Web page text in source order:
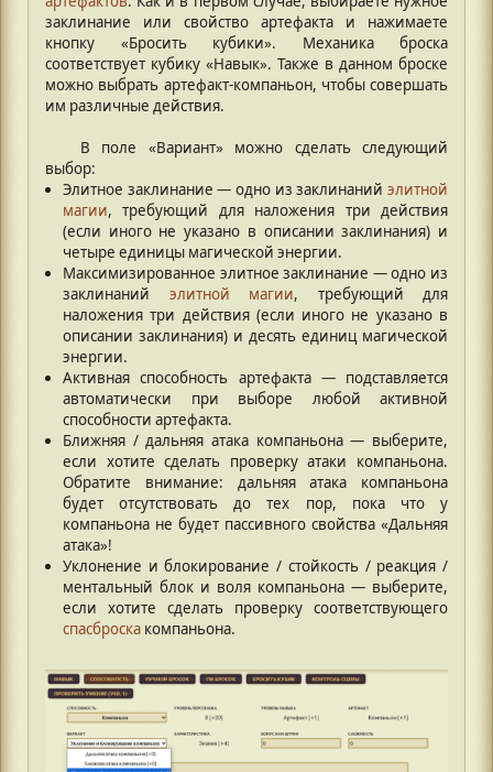
заклинание или свойство артефакта и нажимаете
кнопку «Бросить кубики». Механика броска
соответствует кубику «Навык». Также в данном броске
можно выбрать артефакт-компаньон, чтобы совершать
им различные действия.
В поле «Вариант» можно сделать следующий
выбор:
Элитное заклинание — одно из заклинаний элитной
магии, требующий для наложения три действия
(если иного не указано в описании заклинания) и
четыре единицы магической энергии.
Максимизированное элитное заклинание — одно из
заклинаний элитной магии, требующий для
наложения три действия (если иного не указано в
описании заклинания) и десять единиц магической
энергии.
Активная способность артефакта — подставляется
автоматически при выборе любой активной
способности артефакта.
Ближняя / дальняя атака компаньона — выберите,
если хотите сделать проверку атаки компаньона.
Обратите внимание: дальняя атака компаньона
будет отсутствовать до тех пор, пока что у
компаньона не будет пассивного свойства «Дальняя
атака»!
Уклонение и блокирование / стойкость / реакция /
ментальный блок и воля компаньона — выберите,
если хотите сделать проверку соответствующего
спасброска компаньона.